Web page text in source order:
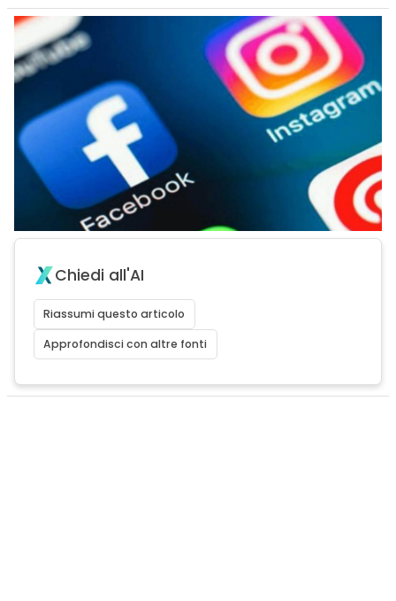
Chiedi all'AI
Riassumi questo articolo
Approfondisci con altre fonti